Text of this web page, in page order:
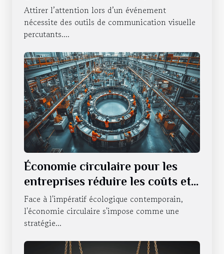
événement ?
Attirer l’attention lors d’un événement
nécessite des outils de communication visuelle
percutants....
Économie circulaire pour les
entreprises réduire les coûts et
l'impact environnemental
Face à l'impératif écologique contemporain,
l'économie circulaire s'impose comme une
stratégie...